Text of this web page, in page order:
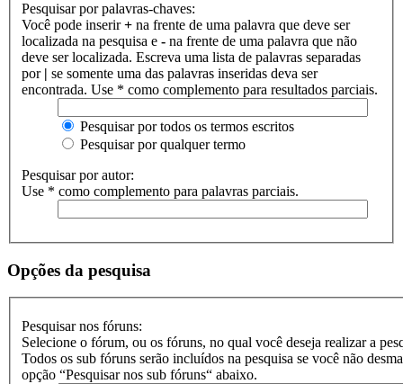
Pesquisar por palavras-chaves:
Você pode inserir+ na frente de uma palavra que deve ser
localizada na pesquisa e - na frente de uma palavra que não
deve ser localizada. Escreva uma lista de palavras separadas
por | se somente uma das palavras inseridas deva ser
encontrada. Use * como complemento para resultados parciais.
Pesquisar por todos os termos escritos
Pesquisar por qualquer termo
Pesquisar por autor:
Use * como complemento para palavras parciais.
Opções da pesquisa
Pesquisar nos fóruns:
Selecione o fórum, ou os fóruns, no qual você deseja realizar a
Todos os sub fóruns serão incluídos na pesquisa se você não
opção “Pesquisar nos sub fóruns“ abaixo.